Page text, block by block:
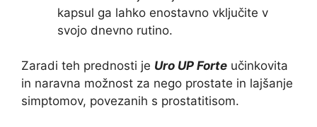
kapsul ga lahko enostavno vključite v
svojo dnevno rutino.
Zaradi teh prednosti je Uro UP Forte učinkovita
in naravna možnost za nego prostate in lajšanje
simptomov, povezanih s prostatitisom.